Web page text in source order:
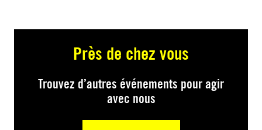
Près de chez vous
Trouvez d’autres événements pour agir
avec nous